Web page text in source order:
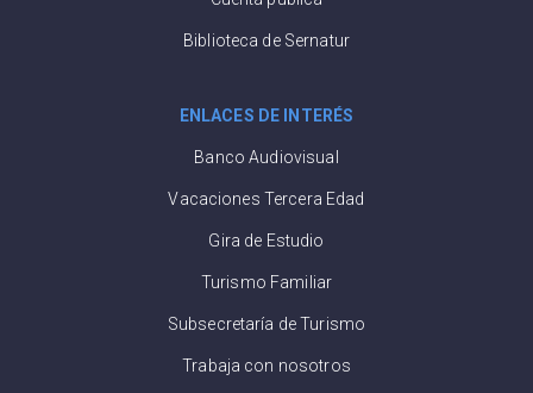
Biblioteca de Sernatur
ENLACES DE INTERÉS
Banco Audiovisual
Vacaciones Tercera Edad
Gira de Estudio
Turismo Familiar
Subsecretaría de Turismo
Trabaja con nosotros